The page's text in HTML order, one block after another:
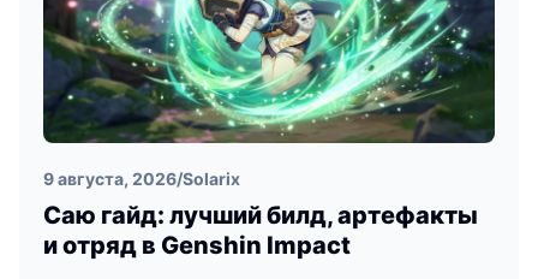
9 августа, 2026/Solarix
Саю гайд: лучший билд, артефакты
и отряд в Genshin Impact